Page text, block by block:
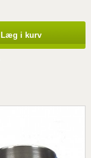
Læg i kurv